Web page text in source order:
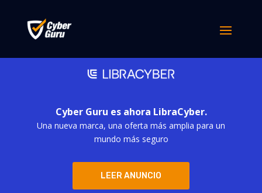
Cyber Guru es ahora LibraCyber.
Una nueva marca, una oferta más amplia para un
mundo más seguro
LEER ANUNCIO
Libraesva y Cyber Guru completan su fusión
estratégica y lanzan LibraCyber, el nuevo líder